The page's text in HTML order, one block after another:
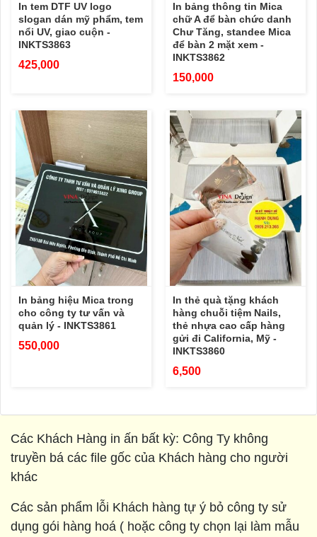
In tem DTF UV logo
slogan dán mỹ phẩm, tem
nổi UV, giao cuộn -
INKTS3863
425,000
In bảng thông tin Mica
chữ A để bàn chức danh
Chư Tăng, standee Mica
để bàn 2 mặt xem -
INKTS3862
150,000
In bảng hiệu Mica trong
cho công ty tư vấn và
quản lý - INKTS3861
550,000
In thẻ quà tặng khách
hàng chuỗi tiệm Nails,
thẻ nhựa cao cấp hàng
gửi đi California, Mỹ -
INKTS3860
6,500
Các Khách Hàng in ấn bất kỳ: Công Ty không
truyền bá các file gốc của Khách hàng cho người
khác
Các sản phẩm lỗi Khách hàng tự ý bỏ công ty sử
dụng gói hàng hoá ( hoặc công ty chọn lại làm mẫu